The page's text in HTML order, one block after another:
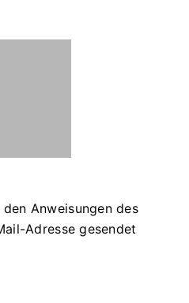
Anweisungen des
Adresse gesendet